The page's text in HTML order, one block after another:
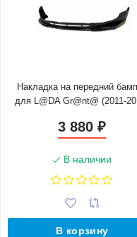
Накладка на передний
для L@DA Gr@nt@ (2011-
3 880₽
В наличии
В корзину